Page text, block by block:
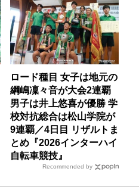
ロード種目 女子は地元の
綱嶋凜々音が大会2連覇
男子は井上悠喜が優勝 学
校対抗総合は松山学院が
9連覇／4日目 リザルトま
とめ『2026インターハイ
自転車競技』
Recommended by